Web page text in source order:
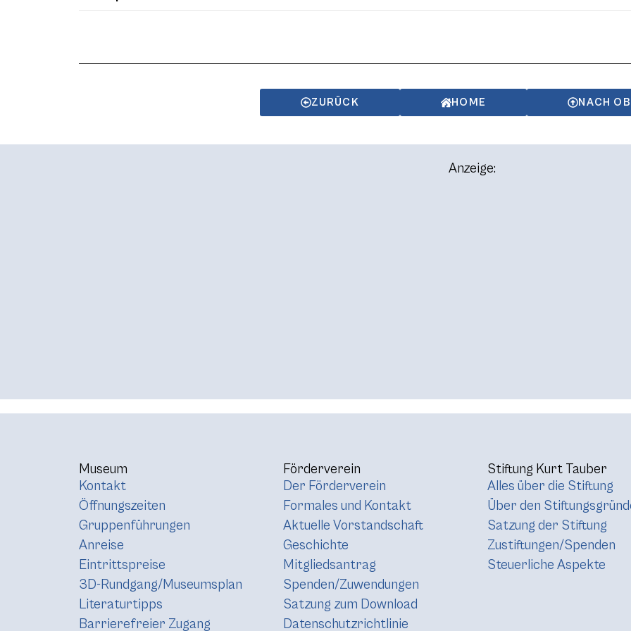
ZURÜCK HOME NACH
Anzeige:
Museum
Kontakt
Öffnungszeiten
Gruppenführungen
Anreise
Eintrittspreise
3D-Rundgang/Museumsplan
Literaturtipps
Barrierefreier Zugang
Förderverein
Der Förderverein
Formales und Kontakt
Aktuelle Vorstandschaft
Geschichte
Mitgliedsantrag
Spenden/Zuwendungen
Satzung zum Download
Datenschutzrichtlinie
Stiftung Kurt Tauber
Alles über die Stiftung
Über den
Satzung der Stiftung
Zustiftungen/Spenden
Steuerliche Aspekte